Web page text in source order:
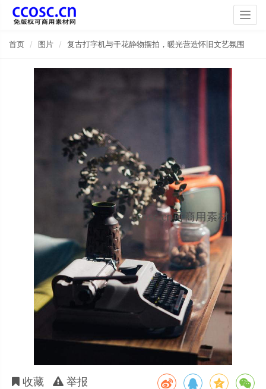
首页 图片 复古打字机与干花静物摆拍，暖光营造怀旧文艺氛围
收藏 举报